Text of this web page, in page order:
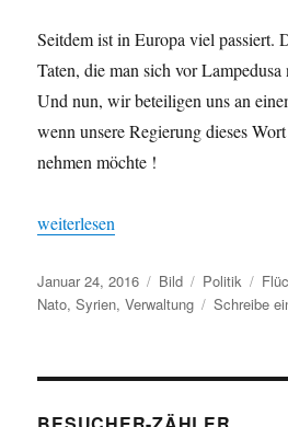
Seitdem ist in Europa viel passiert.
Taten, die man sich vor
Und nun, wir beteiligen uns an
wenn unsere Regierung dieses
nehmen möchte !
„Ich hab was zu sagen !“
weiterlesen
Veröffentlicht
am
Januar 24, 2016 Format
Bild Kategorien
Politik
Nato,Syrien,Verwaltung Schreibe